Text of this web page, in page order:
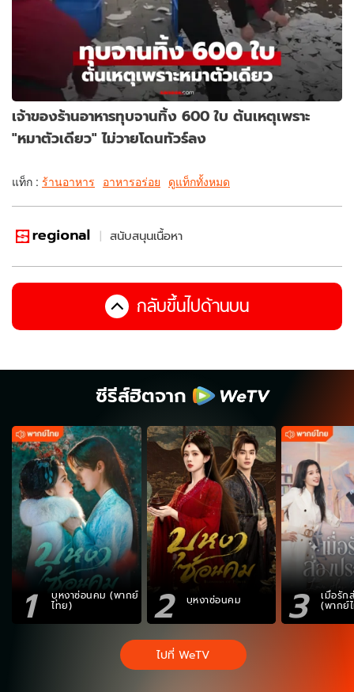
เจ้าของร้านอาหารทุบจานทิ้ง 600 ใบ ต้นเหตุเพราะ
"หมาตัวเดียว" ไม่วายโดนทัวร์ลง
แท็ก : ร้านอาหาร อาหารอร่อย ดูแท็กทั้งหมด
สนับสนุนเนื้อหา
กลับขึ้นไปด้านบน
ซีรีส์ฮิตจาก
1 บุหงาซ่อนคม (พากย์
ไทย) 2 บุหงาซ่อนคม 3 เมื่อรัก
(พากย์
ไปที่ WeTV